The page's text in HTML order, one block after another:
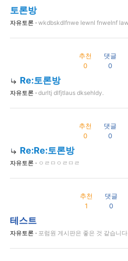
토론방
자유토론 · wkdbskdlfnwe lewnl fnwelnf lawnefnwl enew. .ew wlenflkweln lwneklfnwel we.. lewkwlnefl wenf enlfnewl nelwn lwnlen fiefnwlen oewno fewnof eownofono nwoe oewn owneo. wle nwoennlew. won oenwoew weeoihofwe, e ownefonewonfowe fmwe fpwefwekfwe. weoknfownoef nwoe. woenfoweno nooewnoenwof nowenoenw, ewio woeno nweonfoneownl nlew., w lkewlnelwnl nwelnfl nlweofihoewnon asdlkflsdmlfkmld dml
추천
0
댓글
0
Re:토론방
자유토론 · durltj dlfjtlaus dksehldy.
추천
0
댓글
0
Re:Re:토론방
자유토론 · ㅇㄹㅁㅇㄹㅁㄹ
추천
1
댓글
0
테스트
자유토론 · 포럼원 게시판은 좋은 것 같습니다.